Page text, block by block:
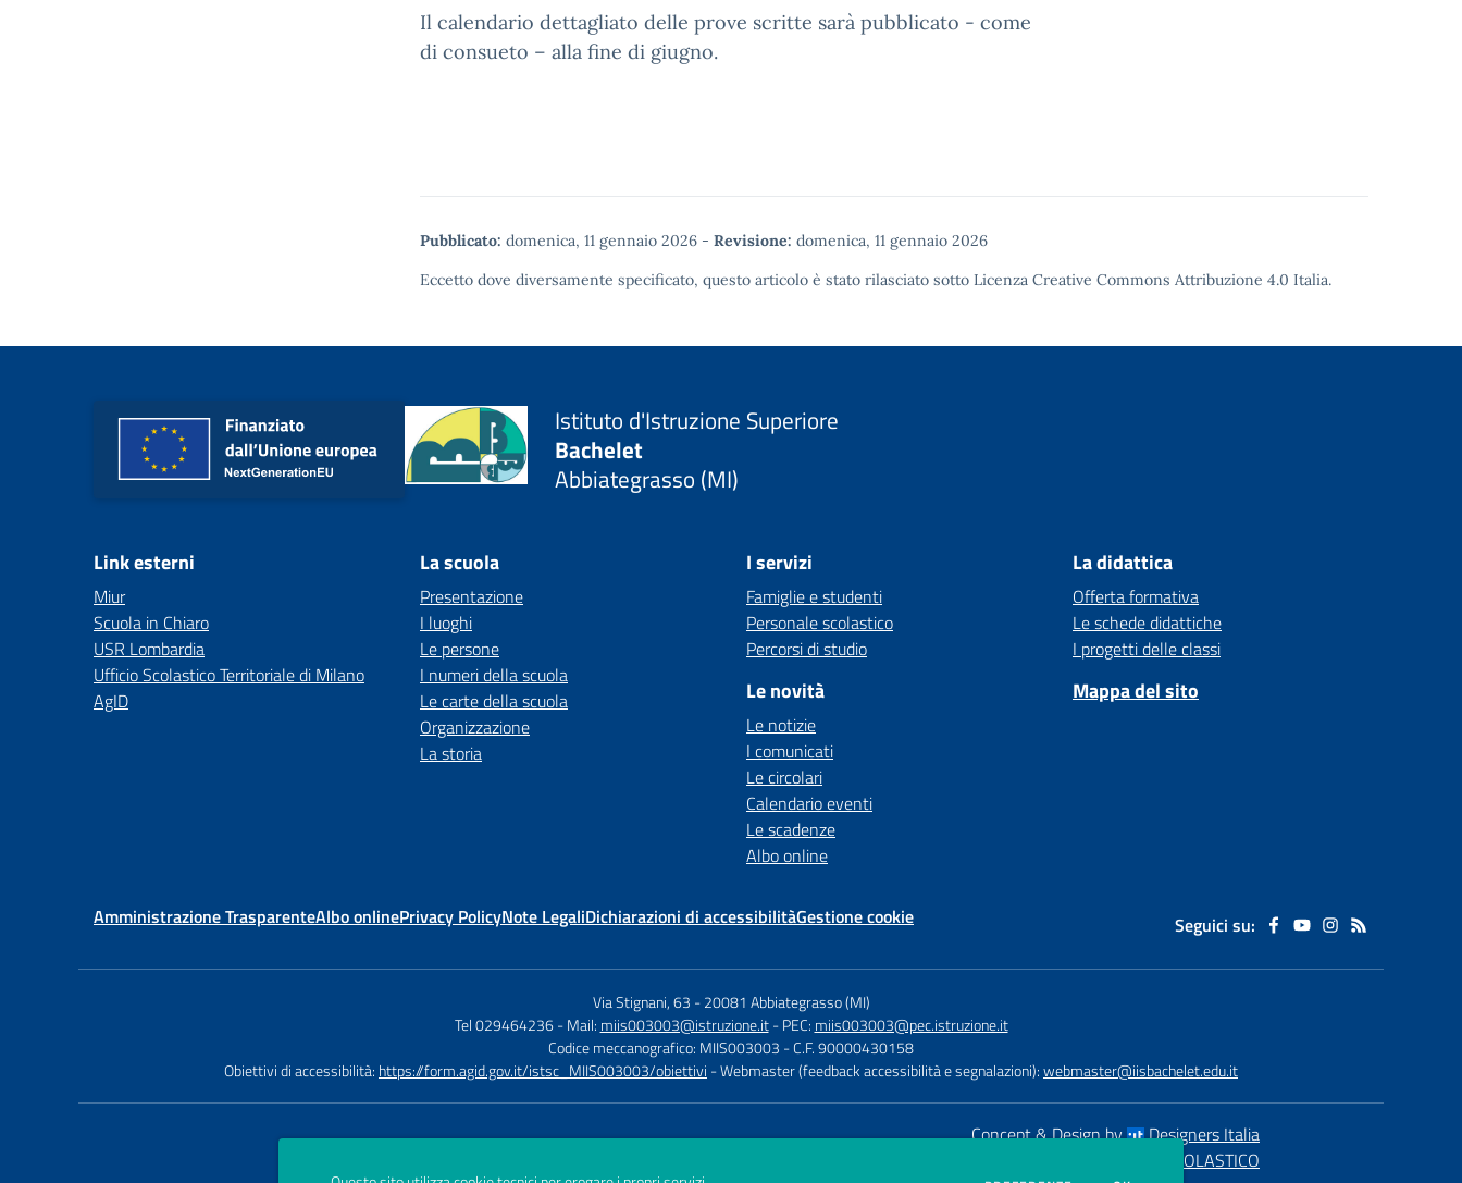
Il calendario dettagliato delle prove scritte sarà pubblicato - come
di consueto – alla fine di giugno.
Pubblicato: domenica, 11 gennaio 2026 - Revisione: domenica, 11 gennaio 2026
Eccetto dove diversamente specificato, questo articolo è stato rilasciato sotto Licenza Creative Commons Attribuzione 4.0 Italia.
Istituto d'Istruzione Superiore
Bachelet
Abbiategrasso (MI)
Link esterni
Miur
Scuola in Chiaro
USR Lombardia
Ufficio Scolastico Territoriale di Milano
AgID
La scuola
Presentazione
I luoghi
Le persone
I numeri della scuola
Le carte della scuola
Organizzazione
La storia
I servizi
Famiglie e studenti
Personale scolastico
Percorsi di studio
Le novità
Le notizie
I comunicati
Le circolari
Calendario eventi
Le scadenze
Albo online
La didattica
Offerta formativa
Le schede didattiche
I progetti delle classi
Mappa del sito
Amministrazione TrasparenteAlbo onlinePrivacy PolicyNote LegaliDichiarazioni di accessibilitàGestione cookie Seguici su:
Via Stignani, 63 -20081 Abbiategrasso (MI)
Tel 029464236 - Mail: miis003003@istruzione.it - PEC: miis003003@pec.istruzione.it
Codice meccanografico: MIIS003003 - C.F. 90000430158
Obiettivi di accessibilità: https://form.agid.gov.it/istsc_MIIS003003/obiettivi - Webmaster (feedback accessibilità e segnalazioni):webmaster@iisbachelet.edu.it
Concept & Design by
Designers Italia
SCUOLASTICO